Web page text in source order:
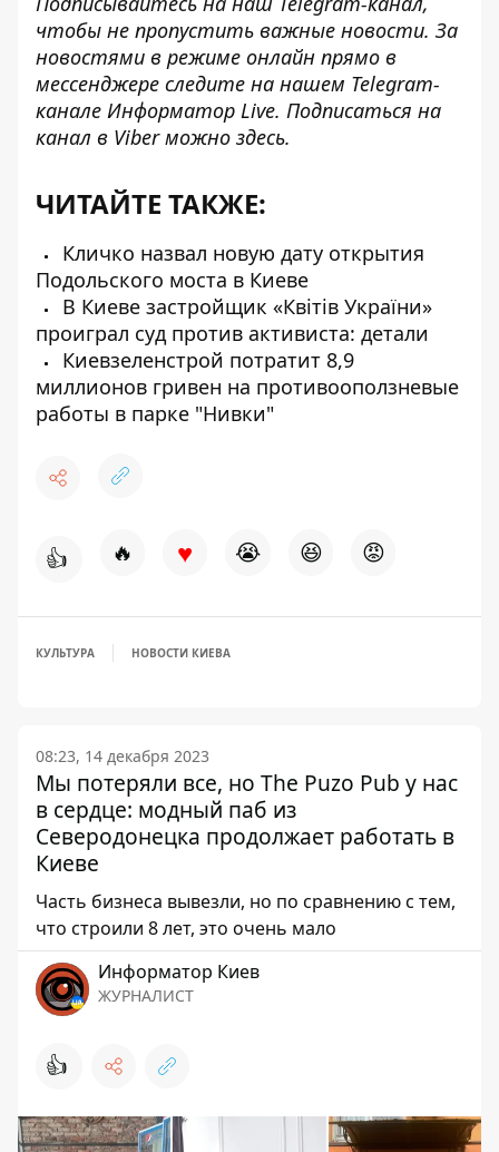
чтобы не пропустить важные новости. За
новостями в режиме онлайн прямо в
мессенджере следите на нашем Telegram-
канале Информатор Live. Подписаться на
канал в Viber можно здесь.
ЧИТАЙТЕ ТАКЖЕ:
Кличко назвал новую дату открытия
Подольского моста в Киеве
В Киеве застройщик «Квітів України»
проиграл суд против активиста: детали
Киевзеленстрой потратит 8,9
миллионов гривен на противооползневые
работы в парке "Нивки"
👍 🔥 ♥ 😭 😆 😡
КУЛЬТУРА НОВОСТИ КИЕВА
08:23, 14 декабря 2023
Мы потеряли все, но The Puzo Pub у нас
в сердце: модный паб из
Северодонецка продолжает работать в
Киеве
Часть бизнеса вывезли, но по сравнению с тем,
что строили 8 лет, это очень мало
Информатор Киев
ЖУРНАЛИСТ
👍